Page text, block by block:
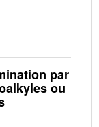
par
ou